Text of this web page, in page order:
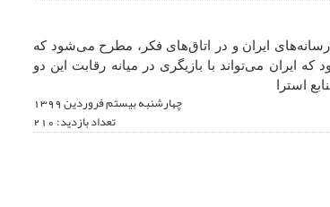
ایران و در اتاق‌های فکر، مطرح می‌شود که
ایران می‌تواند با بازیگری در میانه رقابت این دو
استرا
چهارشنبه بیستم فروردين 1399
تعداد بازدید: 210